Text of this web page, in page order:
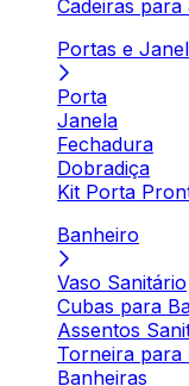
Cadeiras para
Portas e
Porta
Janela
Fechadura
Dobradiça
Kit Porta
Banheiro
Vaso Sanitário
Cubas para
Assentos
Torneira para
Banheiras